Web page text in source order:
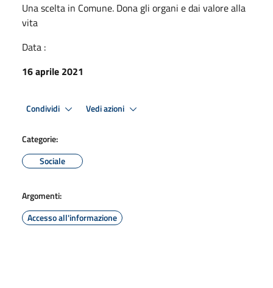
Una scelta in Comune. Dona gli organi e dai valore alla
vita
Data :
16 aprile 2021
Condividi Vedi azioni
Categorie:
Sociale
Argomenti:
Accesso all'informazione